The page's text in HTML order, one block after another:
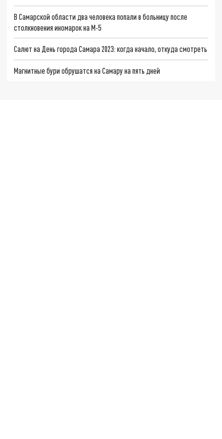
В Самарской области два человека попали в больницу после
столкновения иномарок на М-5
Салют на День города Самара 2023: когда начало, откуда смотреть
Магнитные бури обрушатся на Самару на пять дней